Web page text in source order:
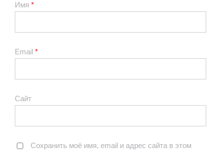
Имя *
Email *
Сайт
Сохранить моё имя, email и адрес сайта в этом